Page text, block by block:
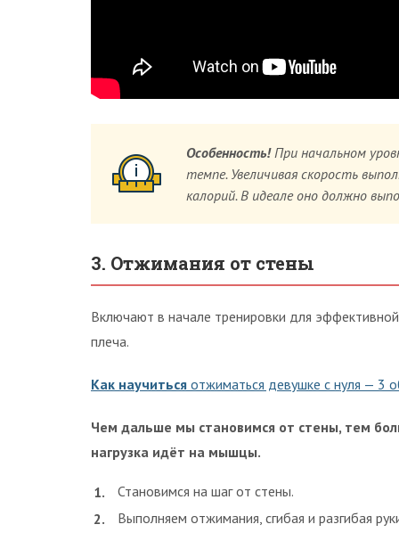
Особенность!При начальном
темпе. Увеличивая скорость
калорий. В идеале оно должно
3. Отжимания от стены
Включают в начале тренировки для
плеча.
Как научиться отжиматься девушке с нуля — 3
Чем дальше мы становимся от стены, тем
нагрузка идёт на мышцы.
Становимся на шаг от стены.
Выполняем отжимания, сгибая и разгибая